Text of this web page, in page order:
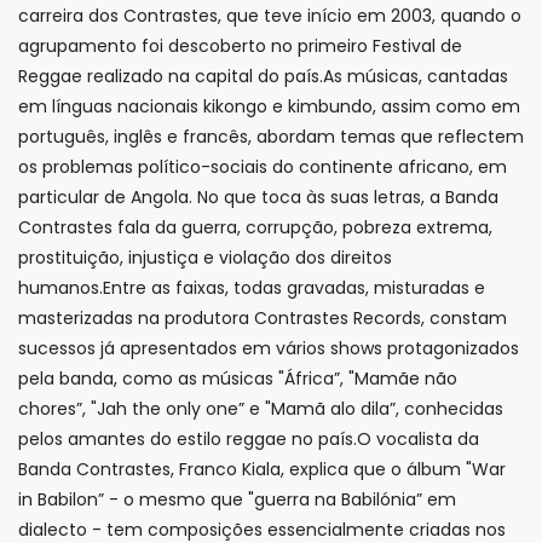
carreira dos Contrastes, que teve início em 2003, quando o
agrupamento foi descoberto no primeiro Festival de
Reggae realizado na capital do país.As músicas, cantadas
em línguas nacionais kikongo e kimbundo, assim como em
português, inglês e francês, abordam temas que reflectem
os problemas político-sociais do continente africano, em
particular de Angola. No que toca às suas letras, a Banda
Contrastes fala da guerra, corrupção, pobreza extrema,
prostituição, injustiça e violação dos direitos
humanos.Entre as faixas, todas gravadas, misturadas e
masterizadas na produtora Contrastes Records, constam
sucessos já apresentados em vários shows protagonizados
pela banda, como as músicas "África”, "Mamãe não
chores”, "Jah the only one” e "Mamã alo dila”, conhecidas
pelos amantes do estilo reggae no país.O vocalista da
Banda Contrastes, Franco Kiala, explica que o álbum "War
in Babilon” - o mesmo que "guerra na Babilónia” em
dialecto - tem composições essencialmente criadas nos